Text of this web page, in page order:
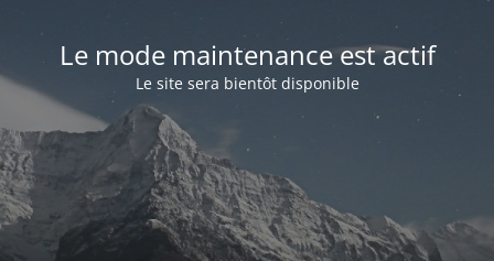
Le mode maintenance est actif
Le site sera bientôt disponible